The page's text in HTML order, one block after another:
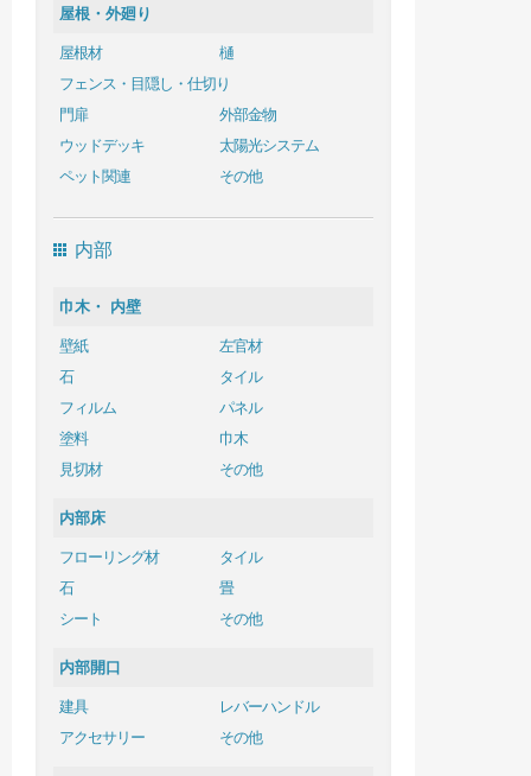
屋根・外廻り
屋根材
樋
フェンス・目隠し・仕切り
門扉
外部金物
ウッドデッキ
太陽光システム
ペット関連
その他
内部
巾木・ 内壁
壁紙
左官材
石
タイル
フィルム
パネル
塗料
巾木
見切材
その他
内部床
フローリング材
タイル
石
畳
シート
その他
内部開口
建具
レバーハンドル
アクセサリー
その他